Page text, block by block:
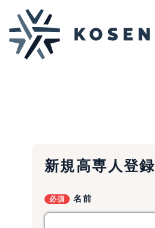
新規高専人登録
名前